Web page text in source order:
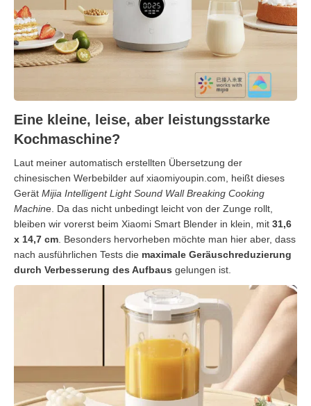
Eine kleine, leise, aber leistungsstarke
Kochmaschine?
Laut meiner automatisch erstellten Übersetzung der
chinesischen Werbebilder auf xiaomiyoupin.com, heißt dieses
Gerät Mijia Intelligent Light Sound Wall Breaking Cooking
Machine. Da das nicht unbedingt leicht von der Zunge rollt,
bleiben wir vorerst beim Xiaomi Smart Blender in klein, mit 31,6
x 14,7 cm . Besonders hervorheben möchte man hier aber, dass
nach ausführlichen Tests die maximale Geräuschreduzierung
durch Verbesserung des Aufbaus gelungen ist.